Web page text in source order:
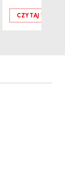
CZYTAJ WIĘCEJ